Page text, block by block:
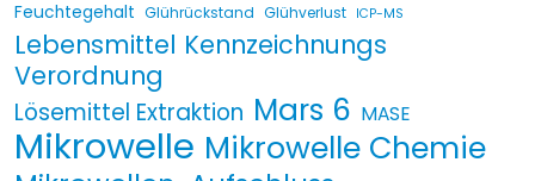
Feuchtegehalt Glührückstand Glühverlust ICP-MS
Lebensmittel Kennzeichnungs
Verordnung
Lösemittel Extraktion Mars 6 MASE
Mikrowelle Mikrowelle Chemie